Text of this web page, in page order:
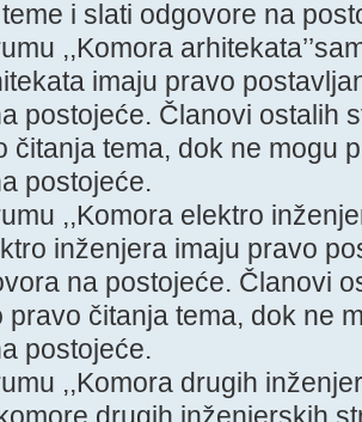
i slati odgovore na
,,Komora
imaju pravo
postojeće. Članovi ostalih
čitanja tema, dok ne mogu
postojeće.
,,Komora elektro
inženjera imaju pravo
na postojeće. Članovi
pravo čitanja tema, dok ne
postojeće.
,,Komora drugih